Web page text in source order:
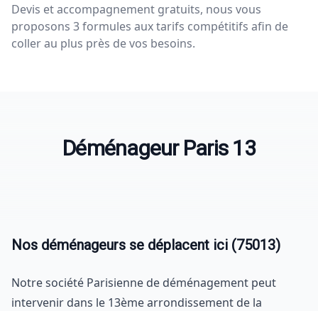
Devis et accompagnement gratuits, nous vous
proposons 3 formules aux tarifs compétitifs afin de
coller au plus près de vos besoins.
Déménageur Paris 13
Nos déménageurs se déplacent ici (75013)
Notre société Parisienne de déménagement peut
intervenir dans le 13ème arrondissement de la